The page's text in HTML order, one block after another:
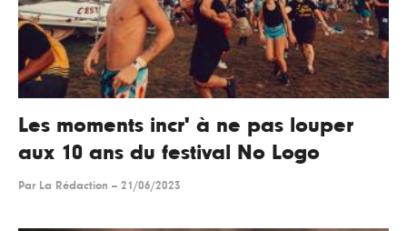
Les moments incr' à ne pas louper
aux 10 ans du festival No Logo
Par La Rédaction -- 21/06/2023